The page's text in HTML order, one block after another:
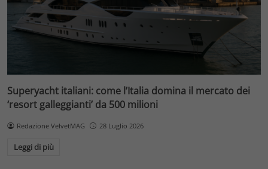
Superyacht italiani: come l’Italia domina il mercato dei
‘resort galleggianti’ da 500 milioni
Redazione VelvetMAG 28 Luglio 2026
Leggi di più